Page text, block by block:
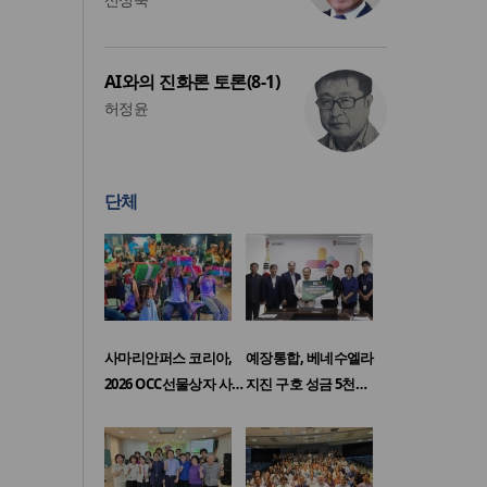
AI와의 진화론 토론(8-1)
허정윤
단체
사마리안퍼스 코리아,
2026 OCC선물상자 사…
예장통합, 베네수엘라
지진 구호 성금 5천…